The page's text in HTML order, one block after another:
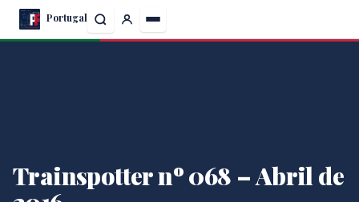
Skip
Portugal
Trainspotter nº 068 – Abril de